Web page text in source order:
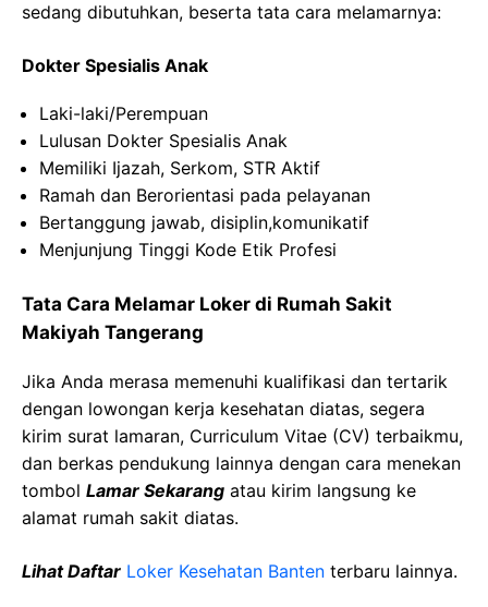
sedang dibutuhkan, beserta tata cara melamarnya:
Dokter Spesialis Anak
Laki-laki/Perempuan
Lulusan Dokter Spesialis Anak
Memiliki Ijazah, Serkom, STR Aktif
Ramah dan Berorientasi pada pelayanan
Bertanggung jawab, disiplin,komunikatif
Menjunjung Tinggi Kode Etik Profesi
Tata Cara Melamar Loker di Rumah Sakit
Makiyah Tangerang
Jika Anda merasa memenuhi kualifikasi dan tertarik
dengan lowongan kerja kesehatan diatas, segera
kirim surat lamaran, Curriculum Vitae (CV) terbaikmu,
dan berkas pendukung lainnya dengan cara menekan
tombol Lamar Sekarang atau kirim langsung ke
alamat rumah sakit diatas.
Lihat Daftar Loker Kesehatan Banten terbaru lainnya.